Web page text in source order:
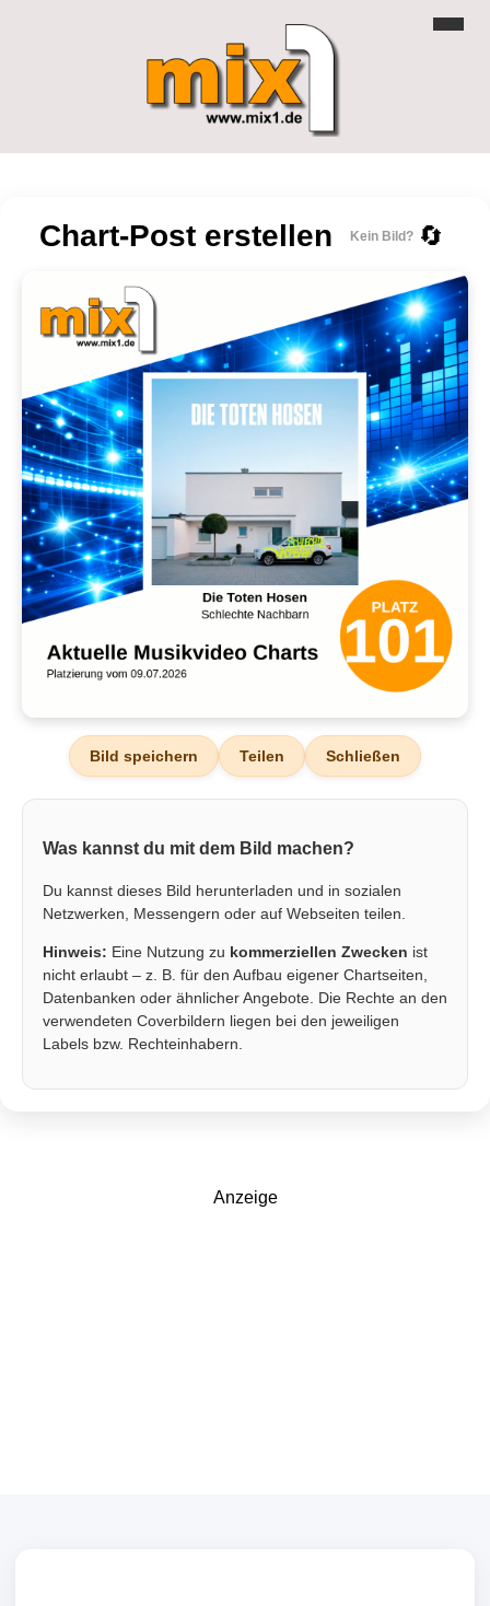
Chart-Post erstellen Kein Bild? 🔄
Bild speichern Teilen Schließen
Was kannst du mit dem Bild machen?
Du kannst dieses Bild herunterladen und in sozialen
Netzwerken, Messengern oder auf Webseiten teilen.
Hinweis: Eine Nutzung zu kommerziellen Zwecken ist
nicht erlaubt – z. B. für den Aufbau eigener Chartseiten,
Datenbanken oder ähnlicher Angebote. Die Rechte an den
verwendeten Coverbildern liegen bei den jeweiligen
Labels bzw. Rechteinhabern.
Anzeige